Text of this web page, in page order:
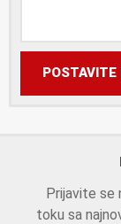
Prijavite se
toku sa